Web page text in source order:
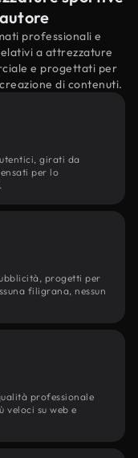
professionali e
a attrezzature
e progettati per
di contenuti.
girati da
per lo
progetti per
filigrana, nessun
professionale
veloci su web e